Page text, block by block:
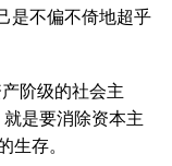
是不偏不倚地超乎
阶级的社会主
是要消除资本主
生存。